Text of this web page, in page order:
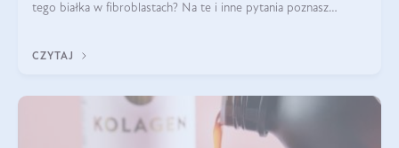
tego białka w fibroblastach? Na te i inne pytania poznasz
CZYTAJ